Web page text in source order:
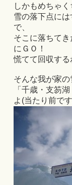
しかもめちゃ
雪の落下点に
で、
そこに落ちて
にＧＯ！
慌てて回収する
そんな我が家
「千歳・支笏
よ(当たり前で